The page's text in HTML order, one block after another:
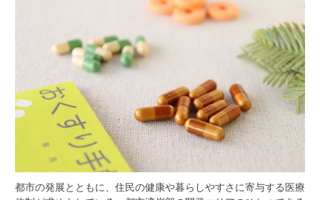
都市の発展とともに、住民の健康や暮らしやすさに寄与する医療